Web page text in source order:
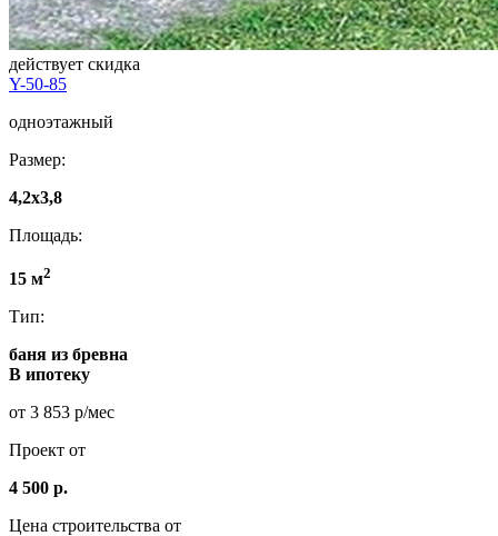
действует скидка
Y-50-85
одноэтажный
Размер:
4,2x3,8
Площадь:
15 м2
Тип:
баня из бревна
В ипотеку
от 3 853 р/мес
Проект от
4 500 р.
Цена строительства от